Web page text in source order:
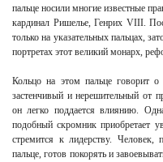
пальце носили многие известные
кардинал Ришелье, Генрих VIII.
только на указательных пальцах,
портретах этот великий монарх,
Кольцо на этом пальце говорит
застенчивый и нерешительный от
он легко поддается влиянию.
подобный скромник приобретает
стремится к лидерству.
пальце, готов покорять и